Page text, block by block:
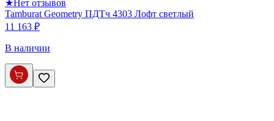
★ Нет отзывов
Tamburat Geometry ПДТч 4303 Лофт светлый
11 163 ₽
В наличии